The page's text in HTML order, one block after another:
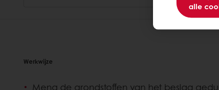
Werkwijze
Meng de grondstoffen van het beslag
alle